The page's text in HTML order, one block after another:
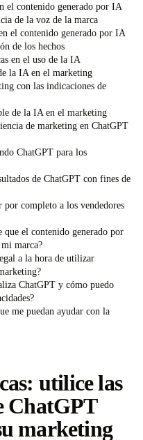
el contenido generado por IA
de la voz de la marca
el contenido generado por IA
de los hechos
en el uso de la IA
la IA en el marketing
con las indicaciones de
de la IA en el marketing
de marketing en ChatGPT
ChatGPT para los
de ChatGPT con fines de
por completo a los vendedores
que el contenido generado por
marca?
a la hora de utilizar
ChatGPT y cómo puedo
me puedan ayudar con la
utilice las
ChatGPT
marketing